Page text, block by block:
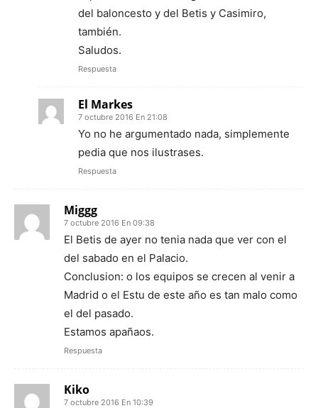
del baloncesto y del Betis y Casimiro,
también.
Saludos.
Respuesta
El Markes
7 octubre 2016 En 21:08
Yo no he argumentado nada, simplemente
pedia que nos ilustrases.
Respuesta
Miggg
7 octubre 2016 En 09:38
El Betis de ayer no tenia nada que ver con el
del sabado en el Palacio.
Conclusion: o los equipos se crecen al venir a
Madrid o el Estu de este año es tan malo como
el del pasado.
Estamos apañaos.
Respuesta
Kiko
7 octubre 2016 En 10:39